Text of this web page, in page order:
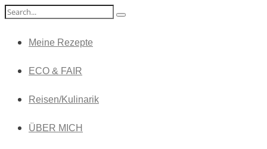
Meine Rezepte
ECO & FAIR
Reisen/Kulinarik
ÜBER MICH